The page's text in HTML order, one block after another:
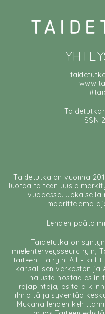
ISSN
Taidetutka on vuonna
luotaa taiteen uusia
vuodessa. Jokaisella
määrittelemä
Lehden
Taidetutka on
mielenterveysseura ry:n,
taiteen tila ry:n, AILI-
kansallisen verkoston ja
halusta nostaa esiin
rajapintoja, esitellä
ilmiöitä ja syventää
Mukana lehden